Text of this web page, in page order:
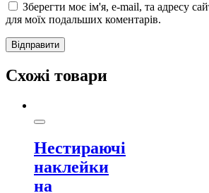
Зберегти моє ім'я, e-mail, та адресу
для моїх подальших коментарів.
Схожі товари
Нестираючі
наклейки
на